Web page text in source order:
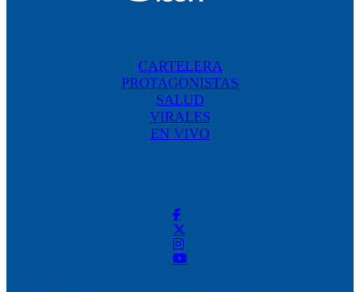
CARTELERA
PROTAGONISTAS
SALUD
VIRALES
EN VIVO